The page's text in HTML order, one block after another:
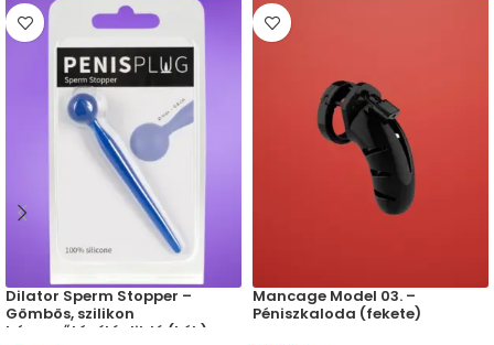
Dilator Sperm Stopper –
Gömbös, szilikon
húgycsőtágító dildó (kék)
Mancage Model 03. –
Péniszkaloda (fekete)